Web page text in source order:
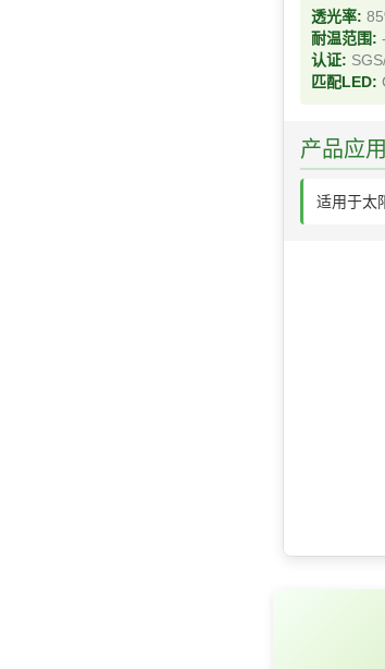
透光率:
耐温范围:
认证:
匹配LED:
产品应用
适用于太